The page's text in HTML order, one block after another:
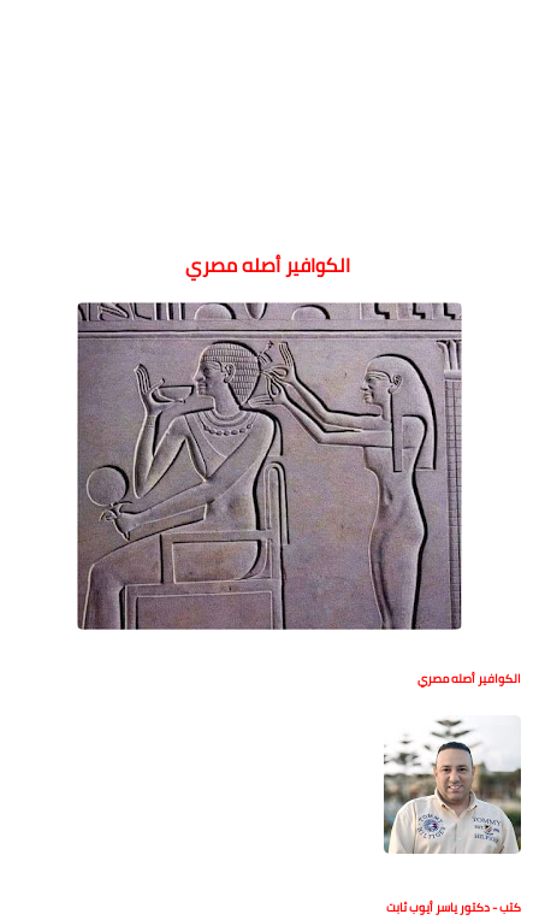
الكوافير أصله مصري
الكوافير أصله مصري
كتب - دكتور ياسر أيوب ثابت